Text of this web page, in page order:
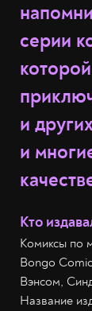
серии
и
и
Кто
Комиксы по
Bongo
Вэнсом,
Название